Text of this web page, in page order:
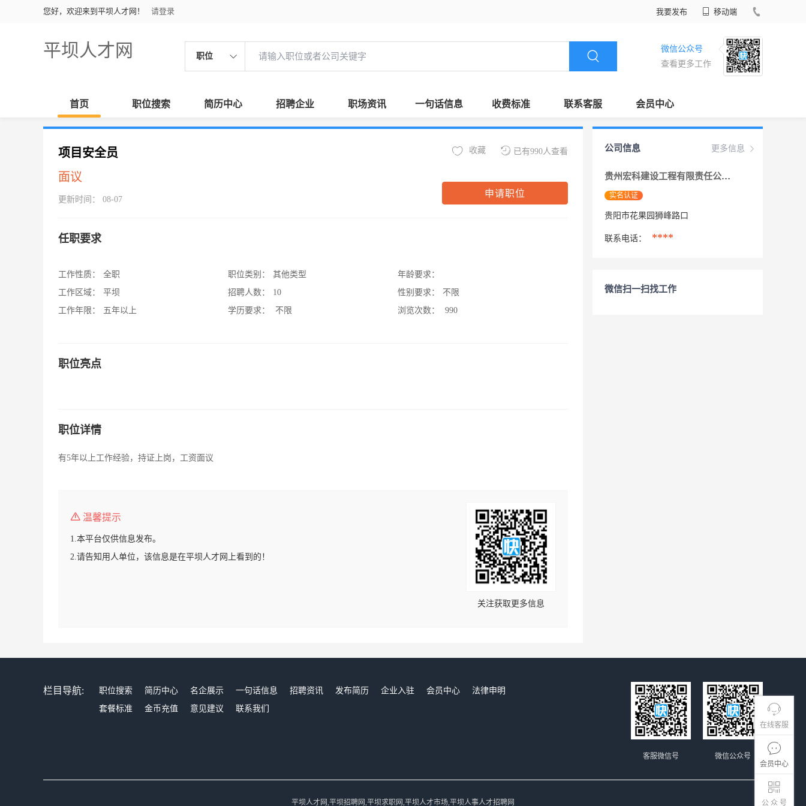
您好，欢迎来到平坝人才网！ 请登录 我要发布 移动端
平坝人才网 职位
微信公众号
查看更多工作
首页 职位搜索 简历中心 招聘企业 职场资讯 一句话信息 收费标准 联系客服 会员中心
在线客服
会员中心
公 众 号
项目安全员
面议
更新时间： 08-07
已有990人查看
收藏
申请职位
任职要求
工作性质：
全职
工作区域：
平坝
工作年限：
五年以上
职位类别：
其他类型
招聘人数：
10
学历要求：
不限
年龄要求：
性别要求：
不限
浏览次数：
990
职位亮点
职位详情
有5年以上工作经验，持证上岗，工资面议
温馨提示
1.本平台仅供信息发布。
2.请告知用人单位，该信息是在平坝人才网上看到的！
关注获取更多信息
更多信息
公司信息
贵州宏科建设工程有限责任公司
实名认证
贵阳市花果园狮峰路口
联系电话： ****
微信扫一扫找工作
栏目导航: 职位搜索 简历中心 名企展示 一句话信息 招聘资讯 发布简历 企业入驻 会员中心
法律申明
套餐标准
金币充值 意见建议 联系我们
微信公众号
客服微信号
平坝人才网,平坝招聘网,平坝求职网,平坝人才市场,平坝人事人才招聘网